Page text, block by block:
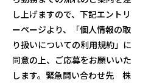
し上げますので、下記エントリ
ーページより、「個人情報の取
り扱いについての利用規約」に
同意の上、ご応募をお願いいた
します。緊急問い合わせ先 株